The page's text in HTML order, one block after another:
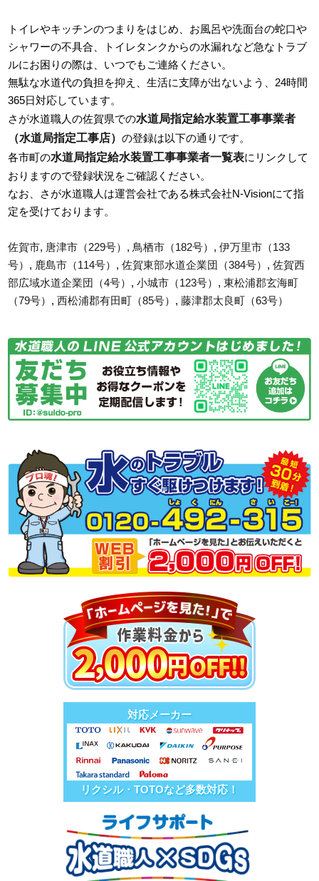
トイレやキッチンのつまりをはじめ、お風呂や洗面台の蛇口や
シャワーの不具合、トイレタンクからの水漏れなど急なトラブ
ルにお困りの際は、いつでもご連絡ください。
無駄な水道代の負担を抑え、生活に支障が出ないよう、24時間
365日対応しています。
さが水道職人の佐賀県での水道局指定給水装置工事事業者
（水道局指定工事店）の登録は以下の通りです。
各市町の水道局指定給水装置工事事業者一覧表にリンクして
おりますので登録状況をご確認ください。
なお、さが水道職人は運営会社である株式会社N-Visionにて指
定を受けております。
佐賀市, 唐津市（229号） , 鳥栖市（182号） ,伊万里市（133
号） , 鹿島市（114号） ,佐賀東部水道企業団（384号） ,佐賀西
部広域水道企業団（4号） ,小城市（123号） ,東松浦郡玄海町
（79号） ,西松浦郡有田町（85号） ,藤津郡太良町（63号）
対応メーカー
リクシル・TOTOなど多数対応！